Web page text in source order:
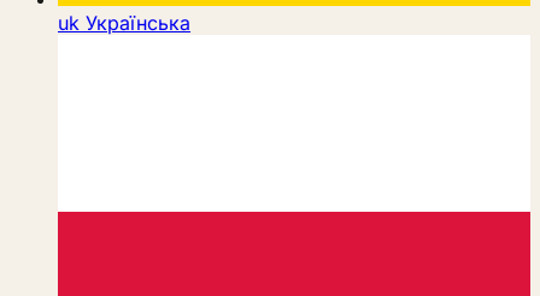
uk Українська